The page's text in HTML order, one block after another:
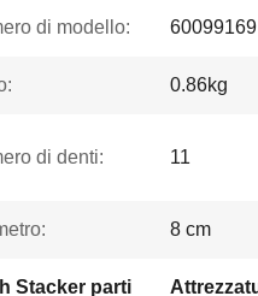
di modello: 60099169
0.86kg
di denti: 11
8 cm
Stacker parti